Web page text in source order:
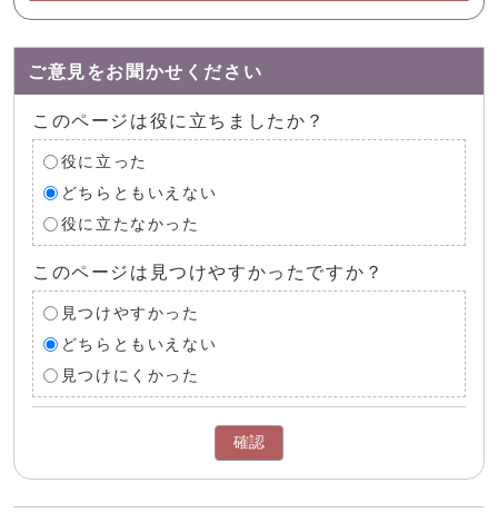
ご意見をお聞かせください
このページは役に立ちましたか？
役に立った
どちらともいえない
役に立たなかった
このページは見つけやすかったですか？
見つけやすかった
どちらともいえない
見つけにくかった
確認